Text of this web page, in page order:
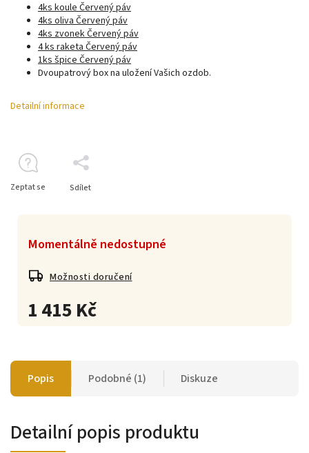
1 415 Kč
Momentálně nedostupné
Možnosti doručení
4ks koule Červený páv
4ks oliva Červený páv
4ks zvonek Červený páv
4 ks raketa Červený páv
1ks špice Červený páv
Dvoupatrový box na uložení Vašich ozdob.
Detailní informace
Zeptat se Sdílet
Popis Podobné (1) Diskuze
Detailní popis produktu